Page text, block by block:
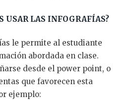
USAR LAS INFOGRAFÍAS?
le permite al estudiante
abordada en clase.
desde el power point, o
que favorecen esta
ejemplo: